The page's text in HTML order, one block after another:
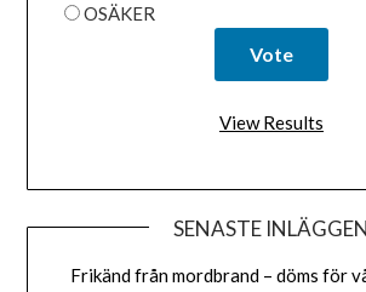
OSÄKER
View Results
SENASTE INLÄGGEN
Frikänd från mordbrand – döms för